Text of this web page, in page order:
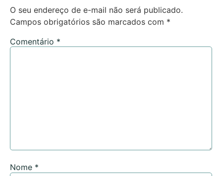
O seu endereço de e-mail não será publicado.
Campos obrigatórios são marcados com *
Comentário *
Nome *